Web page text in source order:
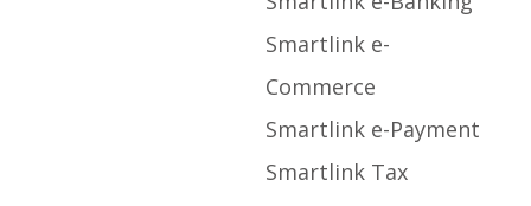
Smartlink e-
Commerce
Smartlink e-Payment
Smartlink Tax